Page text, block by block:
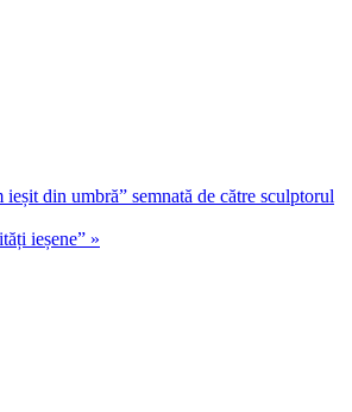
din umbră” semnată de către sculptorul
ieșene” »